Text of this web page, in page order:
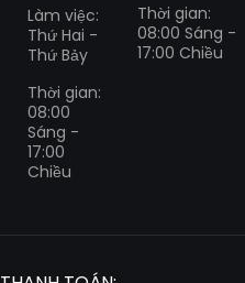
Làm việc:
Thứ Hai -
Thứ Bảy
Thời gian:
08:00
Sáng -
17:00
Chiều
Thời gian:
08:00 Sáng -
17:00 Chiều